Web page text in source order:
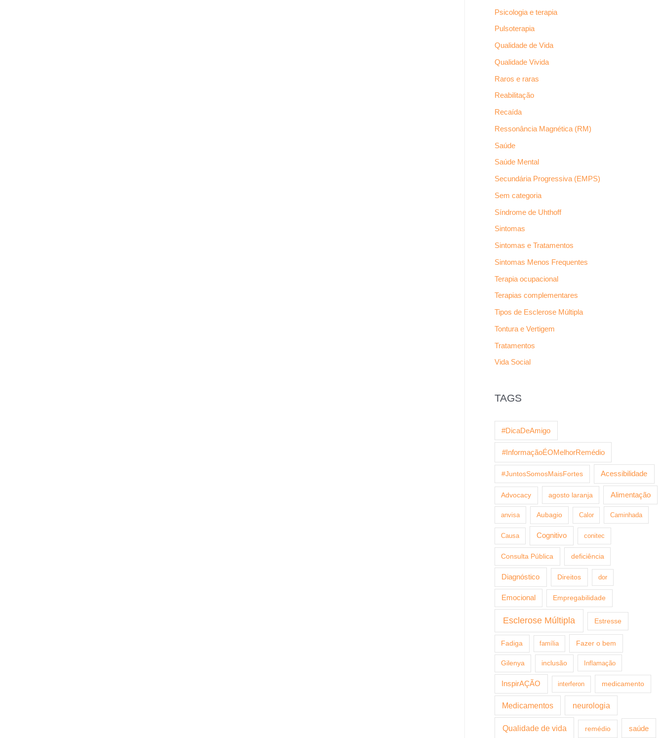
Psicologia e terapia
Pulsoterapia
Qualidade de Vida
Qualidade Vivida
Raros e raras
Reabilitação
Recaída
Ressonância Magnética (RM)
Saúde
Saúde Mental
Secundária Progressiva (EMPS)
Sem categoria
Síndrome de Uhthoff
Sintomas
Sintomas e Tratamentos
Sintomas Menos Frequentes
Terapia ocupacional
Terapias complementares
Tipos de Esclerose Múltipla
Tontura e Vertigem
Tratamentos
Vida Social
TAGS
#DicaDeAmigo
#InformaçãoÉOMelhorRemédio
#JuntosSomosMaisFortes Acessibilidade
Advocacy agosto laranja Alimentação
anvisa Aubagio Calor Caminhada
Causa Cognitivo conitec
Consulta Pública deficiência
Diagnóstico Direitos dor
Emocional Empregabilidade
Esclerose Múltipla Estresse
Fadiga família Fazer o bem
Gilenya inclusão Inflamação
InspirAÇÃO interferon medicamento
Medicamentos neurologia
Qualidade de vida remédio saúde